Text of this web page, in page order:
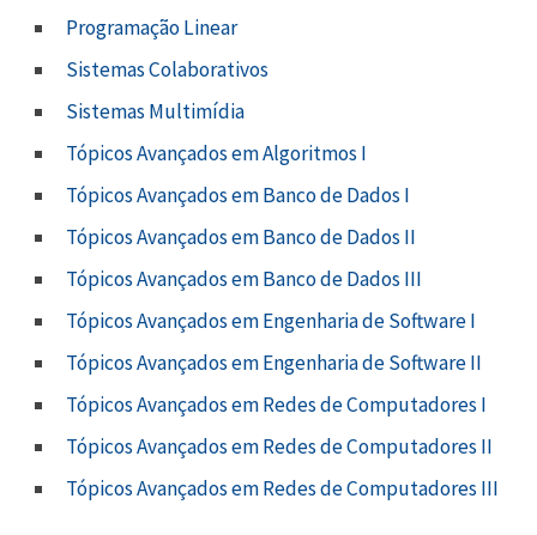
Programação Linear
Sistemas Colaborativos
Sistemas Multimídia
Tópicos Avançados em Algoritmos I
Tópicos Avançados em Banco de Dados I
Tópicos Avançados em Banco de Dados II
Tópicos Avançados em Banco de Dados III
Tópicos Avançados em Engenharia de Software I
Tópicos Avançados em Engenharia de Software II
Tópicos Avançados em Redes de Computadores I
Tópicos Avançados em Redes de Computadores II
Tópicos Avançados em Redes de Computadores III